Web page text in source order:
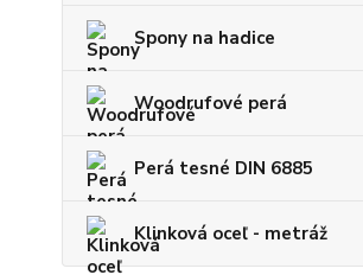
Spony na hadice
Woodrufové perá
Perá tesné DIN 6885
Klinková oceľ - metráž